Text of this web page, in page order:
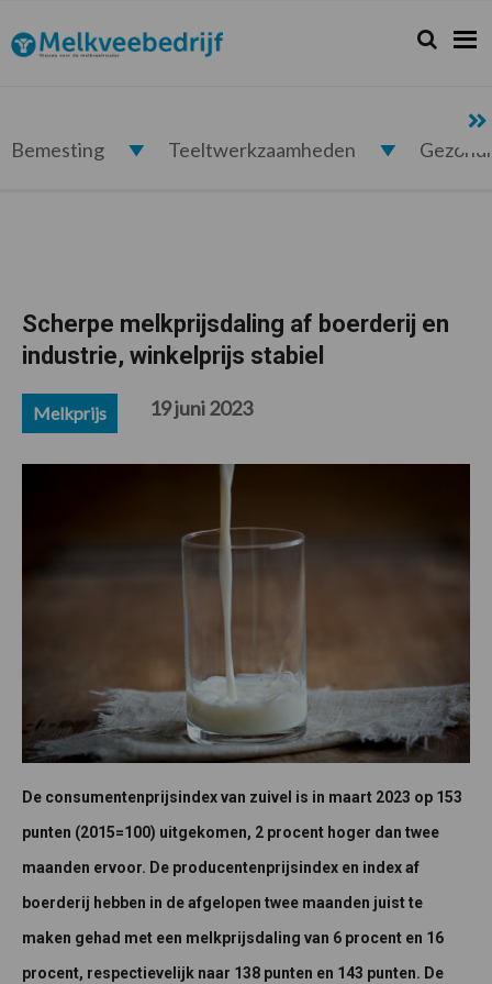
de
hoofdnavigatie
de
hoofd
de
eerste
de
voettekst
Melkveebedrijf.nl Zoeken...
Zoek
Bemesting Teeltwerkzaamheden
Scherpe melkprijsdaling af boerderij en
industrie, winkelprijs stabiel
Melkprijs 19 juni 2023
De consumentenprijsindex van zuivel is in maart 2023 op 153
punten (2015=100) uitgekomen, 2 procent hoger dan twee
maanden ervoor. De producentenprijsindex en index af
boerderij hebben in de afgelopen twee maanden juist te
maken gehad met een melkprijsdaling van 6 procent en 16
procent, respectievelijk naar 138 punten en 143 punten. De